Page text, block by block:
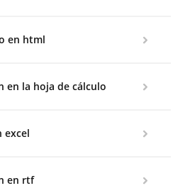
en html
en la hoja de cálculo
excel
en rtf